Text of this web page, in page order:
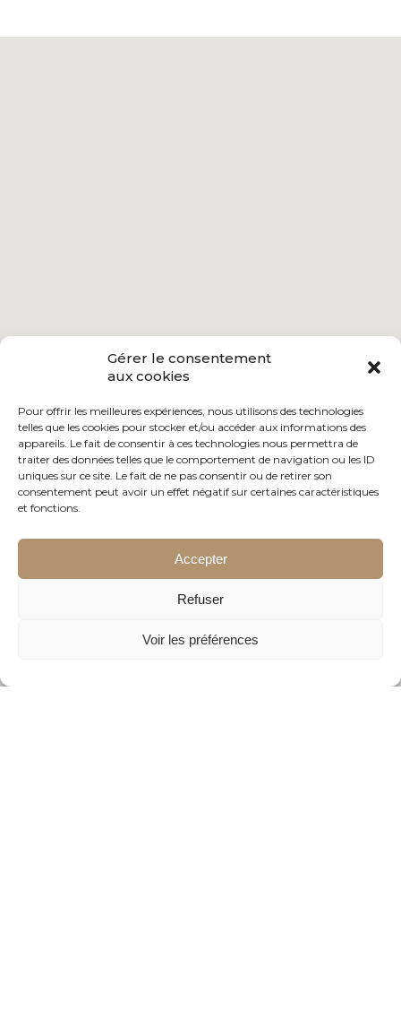
Gérer le consentement
aux cookies
Pour offrir les meilleures expériences, nous utilisons des technologies
telles que les cookies pour stocker et/ou accéder aux informations des
appareils. Le fait de consentir à ces technologies nous permettra de
traiter des données telles que le comportement de navigation ou les ID
uniques sur ce site. Le fait de ne pas consentir ou de retirer son
consentement peut avoir un effet négatif sur certaines caractéristiques
et fonctions.
Accepter
Refuser
Voir les préférences